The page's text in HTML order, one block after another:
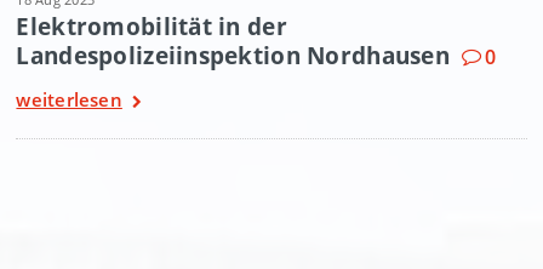
Elektromobilität in der
Landespolizeiinspektion Nordhausen
0
weiterlesen